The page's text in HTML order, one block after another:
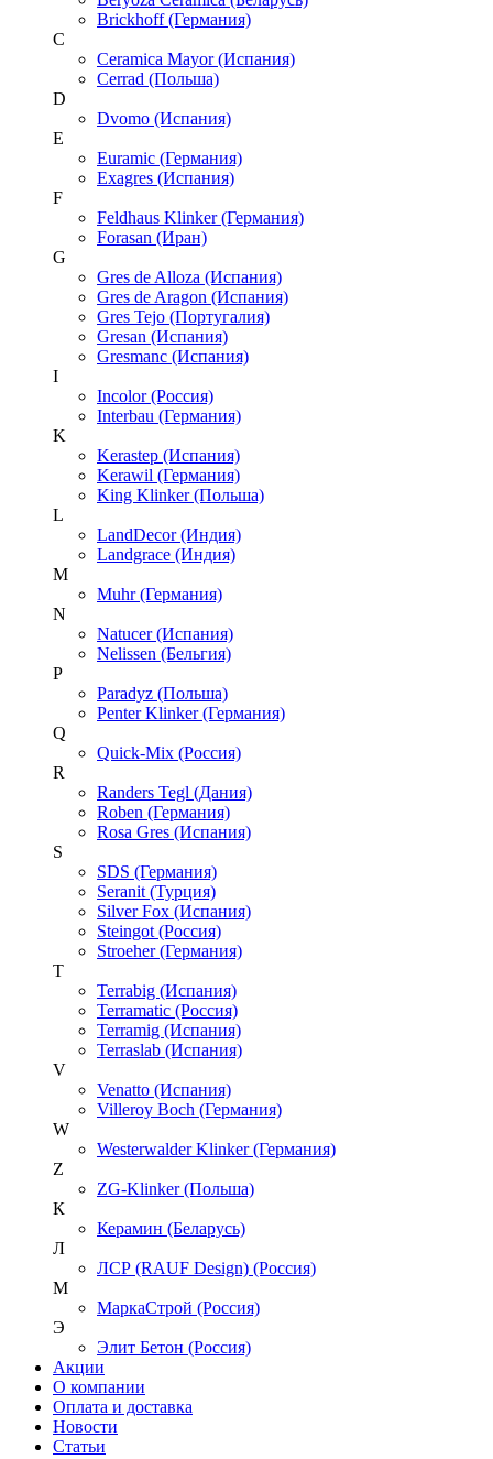
Brickhoff (Германия)
C
Ceramica Mayor (Испания)
Cerrad (Польша)
D
Dvomo (Испания)
E
Euramic (Германия)
Exagres (Испания)
F
Feldhaus Klinker (Германия)
Forasan (Иран)
G
Gres de Alloza (Испания)
Gres de Aragon (Испания)
Gres Tejo (Португалия)
Gresan (Испания)
Gresmanc (Испания)
I
Incolor (Россия)
Interbau (Германия)
K
Kerastep (Испания)
Kerawil (Германия)
King Klinker (Польша)
L
LandDecor (Индия)
Landgrace (Индия)
M
Muhr (Германия)
N
Natucer (Испания)
Nelissen (Бельгия)
P
Paradyz (Польша)
Penter Klinker (Германия)
Q
Quick-Mix (Россия)
R
Randers Tegl (Дания)
Roben (Германия)
Rosa Gres (Испания)
S
SDS (Германия)
Seranit (Турция)
Silver Fox (Испания)
Steingot (Россия)
Stroeher (Германия)
T
Terrabig (Испания)
Terramatic (Россия)
Terramig (Испания)
Terraslab (Испания)
V
Venatto (Испания)
Villeroy Boch (Германия)
W
Westerwalder Klinker (Германия)
Z
ZG-Klinker (Польша)
К
Керамин (Беларусь)
Л
ЛСР (RAUF Design) (Россия)
М
МаркаСтрой (Россия)
Э
Элит Бетон (Россия)
Акции
О компании
Оплата и доставка
Новости
Статьи